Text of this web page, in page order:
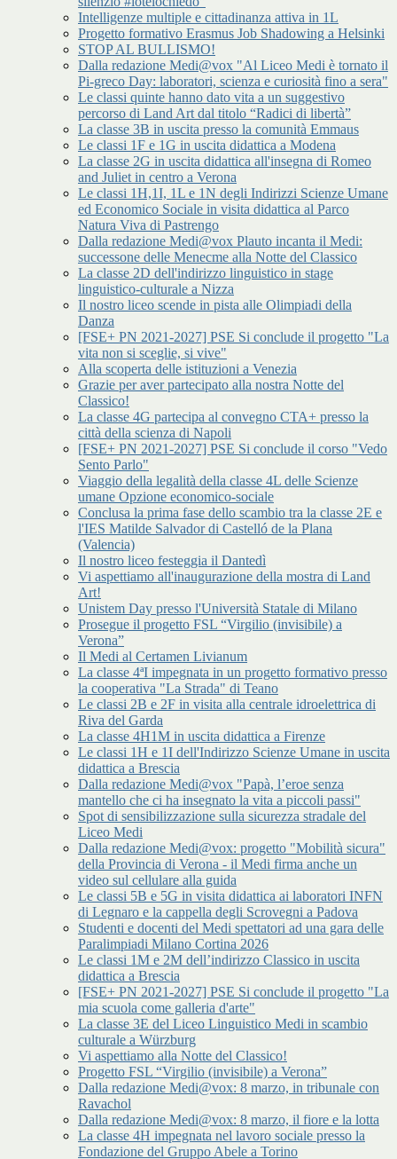
Intelligenze multiple e cittadinanza attiva in 1L
Progetto formativo Erasmus Job Shadowing a Helsinki
STOP AL BULLISMO!
Dalla redazione Medi@vox "Al Liceo Medi è tornato il
Pi-greco Day: laboratori, scienza e curiosità fino a sera"
Le classi quinte hanno dato vita a un suggestivo
percorso di Land Art dal titolo “Radici di libertà”
La classe 3B in uscita presso la comunità Emmaus
Le classi 1F e 1G in uscita didattica a Modena
La classe 2G in uscita didattica all'insegna di Romeo
and Juliet in centro a Verona
Le classi 1H,1I, 1L e 1N degli Indirizzi Scienze Umane
ed Economico Sociale in visita didattica al Parco
Natura Viva di Pastrengo
Dalla redazione Medi@vox Plauto incanta il Medi:
successone delle Menecme alla Notte del Classico
La classe 2D dell'indirizzo linguistico in stage
linguistico-culturale a Nizza
Il nostro liceo scende in pista alle Olimpiadi della
Danza
[FSE+ PN 2021-2027] PSE Si conclude il progetto "La
vita non si sceglie, si vive"
Alla scoperta delle istituzioni a Venezia
Grazie per aver partecipato alla nostra Notte del
Classico!
La classe 4G partecipa al convegno CTA+ presso la
città della scienza di Napoli
[FSE+ PN 2021-2027] PSE Si conclude il corso "Vedo
Sento Parlo"
Viaggio della legalità della classe 4L delle Scienze
umane Opzione economico-sociale
Conclusa la prima fase dello scambio tra la classe 2E e
l'IES Matilde Salvador di Castelló de la Plana
(Valencia)
Il nostro liceo festeggia il Dantedì
Vi aspettiamo all'inaugurazione della mostra di Land
Art!
Unistem Day presso l'Università Statale di Milano
Prosegue il progetto FSL “Virgilio (invisibile) a
Verona”
Il Medi al Certamen Livianum
La classe 4ªI impegnata in un progetto formativo presso
la cooperativa "La Strada" di Teano
Le classi 2B e 2F in visita alla centrale idroelettrica di
Riva del Garda
La classe 4H1M in uscita didattica a Firenze
Le classi 1H e 1I dell'Indirizzo Scienze Umane in uscita
didattica a Brescia
Dalla redazione Medi@vox "Papà, l’eroe senza
mantello che ci ha insegnato la vita a piccoli passi"
Spot di sensibilizzazione sulla sicurezza stradale del
Liceo Medi
Dalla redazione Medi@vox: progetto "Mobilità sicura"
della Provincia di Verona - il Medi firma anche un
video sul cellulare alla guida
Le classi 5B e 5G in visita didattica ai laboratori INFN
di Legnaro e la cappella degli Scrovegni a Padova
Studenti e docenti del Medi spettatori ad una gara delle
Paralimpiadi Milano Cortina 2026
Le classi 1M e 2M dell’indirizzo Classico in uscita
didattica a Brescia
[FSE+ PN 2021-2027] PSE Si conclude il progetto "La
mia scuola come galleria d'arte"
La classe 3E del Liceo Linguistico Medi in scambio
culturale a Würzburg
Vi aspettiamo alla Notte del Classico!
Progetto FSL “Virgilio (invisibile) a Verona”
Dalla redazione Medi@vox: 8 marzo, in tribunale con
Ravachol
Dalla redazione Medi@vox: 8 marzo, il fiore e la lotta
La classe 4H impegnata nel lavoro sociale presso la
Fondazione del Gruppo Abele a Torino